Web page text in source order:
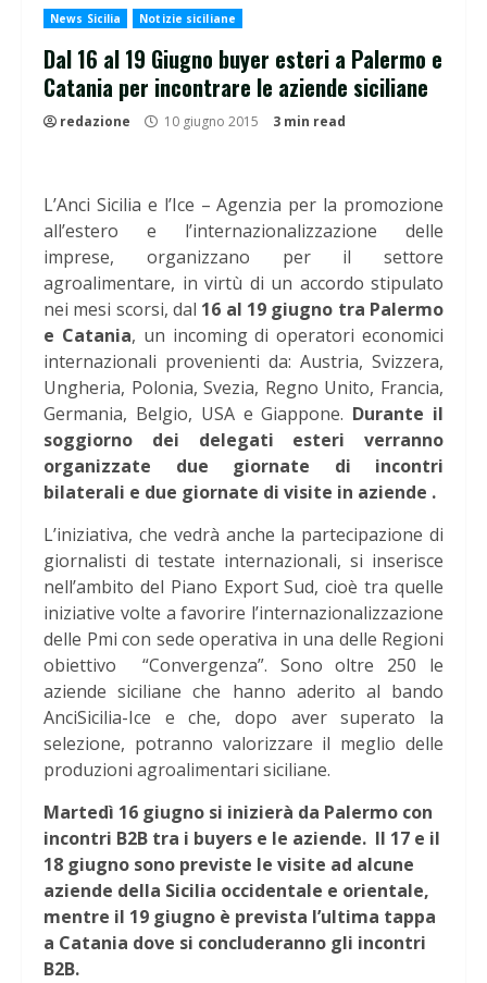
News Sicilia Notizie siciliane
Dal 16 al 19 Giugno buyer esteri a Palermo e
Catania per incontrare le aziende siciliane
redazione 10 giugno 2015 3 min read
L’Anci Sicilia e l’Ice – Agenzia per la promozione
all’estero e l’internazionalizzazione delle
imprese, organizzano per il settore
agroalimentare, in virtù di un accordo stipulato
nei mesi scorsi, dal 16 al 19 giugno tra Palermo
e Catania, un incoming di operatori economici
internazionali provenienti da: Austria, Svizzera,
Ungheria, Polonia, Svezia, Regno Unito, Francia,
Germania, Belgio, USA e Giappone. Durante il
soggiorno dei delegati esteri verranno
organizzate due giornate di incontri
bilaterali e due giornate di visite in aziende .
L’iniziativa, che vedrà anche la partecipazione di
giornalisti di testate internazionali, si inserisce
nell’ambito del Piano Export Sud, cioè tra quelle
iniziative volte a favorire l’internazionalizzazione
delle Pmi con sede operativa in una delle Regioni
obiettivo “Convergenza”. Sono oltre 250 le
aziende siciliane che hanno aderito al bando
AnciSicilia-Ice e che, dopo aver superato la
selezione, potranno valorizzare il meglio delle
produzioni agroalimentari siciliane.
Martedì 16 giugno si inizierà da Palermo con
incontri B2B tra i buyers e le aziende. Il 17 e il
18 giugno sono previste le visite ad alcune
aziende della Sicilia occidentale e orientale,
mentre il 19 giugno è prevista l’ultima tappa
a Catania dove si concluderanno gli incontri
B2B.